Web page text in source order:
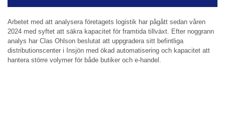
Arbetet med att analysera företagets logistik har pågått sedan våren
2024 med syftet att säkra kapacitet för framtida tillväxt. Efter noggrann
analys har Clas Ohlson beslutat att uppgradera sitt befintliga
distributionscenter i Insjön med ökad automatisering och kapacitet att
hantera större volymer för både butiker och e-handel.